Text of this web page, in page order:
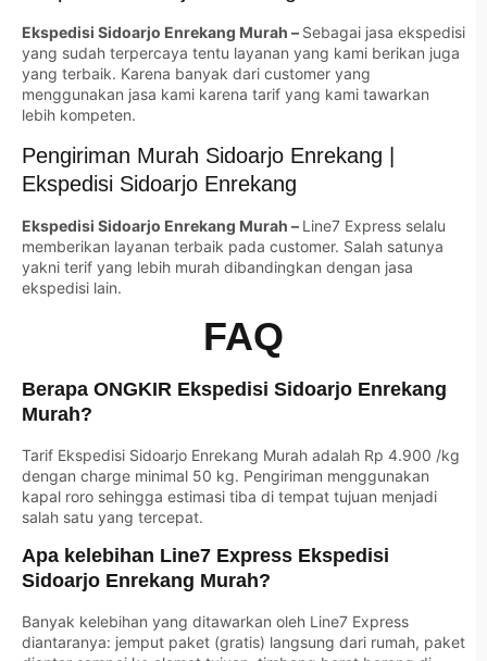
Ekspedisi Sidoarjo Enrekang Murah – Sebagai jasa ekspedisi
yang sudah terpercaya tentu layanan yang kami berikan juga
yang terbaik. Karena banyak dari customer yang
menggunakan jasa kami karena tarif yang kami tawarkan
lebih kompeten.
Pengiriman Murah Sidoarjo Enrekang |
Ekspedisi Sidoarjo Enrekang
Ekspedisi Sidoarjo Enrekang Murah – Line7 Express selalu
memberikan layanan terbaik pada customer. Salah satunya
yakni terif yang lebih murah dibandingkan dengan jasa
ekspedisi lain.
FAQ
Berapa ONGKIR Ekspedisi Sidoarjo Enrekang
Murah?
Tarif Ekspedisi Sidoarjo Enrekang Murah adalah Rp 4.900 /kg
dengan charge minimal 50 kg. Pengiriman menggunakan
kapal roro sehingga estimasi tiba di tempat tujuan menjadi
salah satu yang tercepat.
Apa kelebihan Line7 Express Ekspedisi
Sidoarjo Enrekang Murah?
Banyak kelebihan yang ditawarkan oleh Line7 Express
diantaranya: jemput paket (gratis) langsung dari rumah, paket